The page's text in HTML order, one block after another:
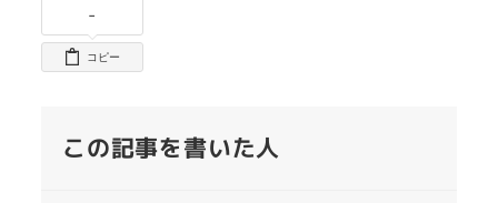
-
コピー
この記事を書いた人